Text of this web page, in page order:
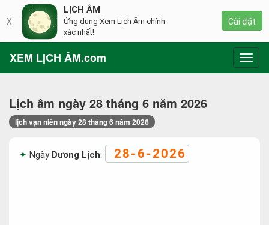
XEM LỊCH ÂM.com
Lịch âm ngày 28 tháng 6 năm 2026
lịch vạn niên ngày 28 tháng 6 năm 2026
Ngày Dương Lịch: 28-6-2026
X
LỊCH ÂM
Ứng dụng Xem Lịch Âm chính
xác nhất!
Cài đặt